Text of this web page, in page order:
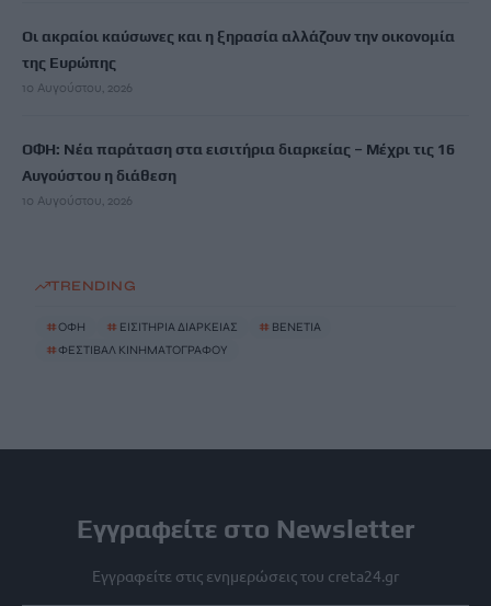
Οι ακραίοι καύσωνες και η ξηρασία αλλάζουν την οικονομία
της Ευρώπης
10 Αυγούστου, 2026
ΟΦΗ: Νέα παράταση στα εισιτήρια διαρκείας – Μέχρι τις 16
Αυγούστου η διάθεση
10 Αυγούστου, 2026
TRENDING
#ΟΦΗ # ΕΙΣΙΤΗΡΙΑ ΔΙΑΡΚΕΙΑΣ # ΒΕΝΕΤΙΑ
#ΦΕΣΤΙΒΑΛ ΚΙΝΗΜΑΤΟΓΡΑΦΟΥ
Εγγραφείτε στο Newsletter
Εγγραφείτε στις ενημερώσεις του creta24.gr